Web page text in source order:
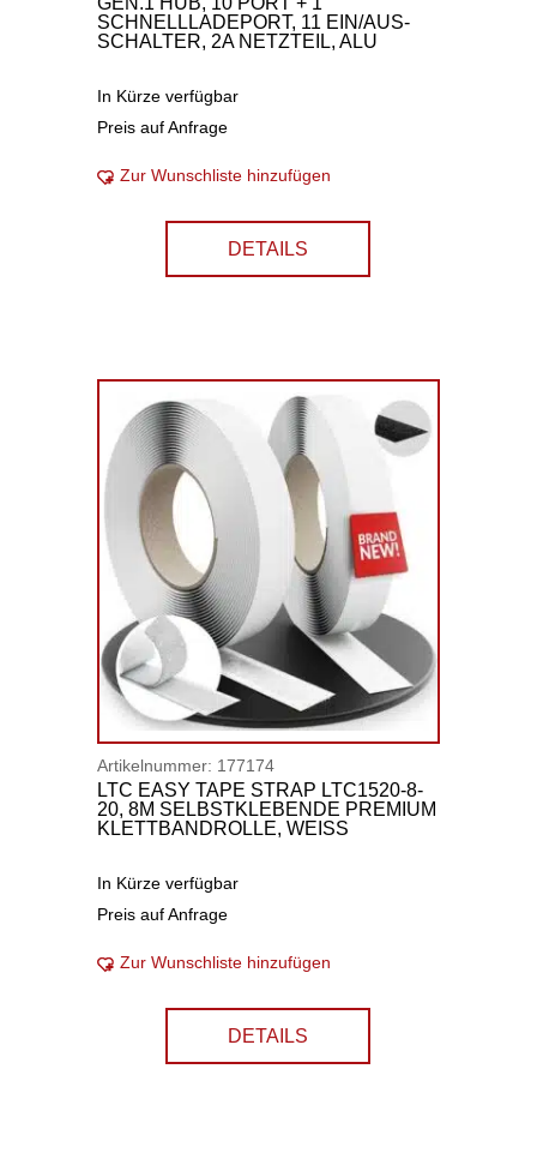
SCHNELLLADEPORT, 11 EIN/AUS-
SCHALTER, 2A NETZTEIL, ALU
In Kürze verfügbar
Preis auf Anfrage
Zur Wunschliste hinzufügen
DETAILS
Artikelnummer: 177174
LTC EASY TAPE STRAP LTC1520-8-
20, 8M SELBSTKLEBENDE PREMIUM
KLETTBANDROLLE, WEISS
In Kürze verfügbar
Preis auf Anfrage
Zur Wunschliste hinzufügen
DETAILS